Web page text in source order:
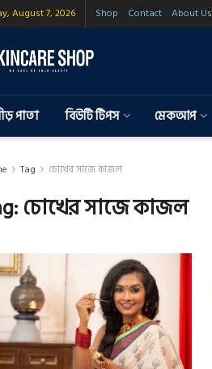
August 7, 2026 Shop Contact About Us
পাতা বিউটি টিপস মেকআপ
Tag চোখের সাজে কাজল
চোখের সাজে কাজল